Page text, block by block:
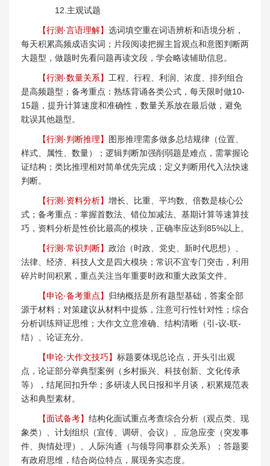
12.主观试题
【行测·言语理解】 选词填空重在词语辨析和语境分析，
每天积累高频成语实词；片段阅读把握主旨观点和意图判断两
大题型，做题时先看问题再读文段，学会略读辅助信息。
【行测·数量关系】 工程、行程、利润、浓度、排列组合
是高频题型；备考重点：熟练背诵各类公式，每天限时做10-
15题，提升计算速度和准确性，数量关系放在最后做，避免
耽误其他题型。
【行测·判断推理】
图形推理需多做多总结规律（位置、
样式、属性、数量）；逻辑判断加强削弱题是难点，需掌握论
证结构；类比推理相对简单优先完成；定义判断用代入法快速
判断。
【行测·资料分析】 增长、比重、平均数、倍数是核心公
式；备考重点：掌握首数法、错位加减法、基期计算等速算技
巧，资料分析是性价比最高的模块，正确率应达到85%以上。
【行测·常识判断】 政治（时政、党史、新时代思想）、
法律、经济、科技人文是四大模块；常识不宜专门突击，利用
碎片时间积累，重点关注当年重要时政和重大政策文件。
【申论·备考重点】 归纳概括是所有题型基础，答案全部
源于材料；对策建议从材料中提炼，注意可行性针对性；综合
分析训练辩证思维；大作文立意准确、结构清晰（引-议-联-
结）、论证充分。
【申论·大作文技巧】 标题要体现总论点，开头引出观
点，论证部分举典型案例（乡村振兴、科技创新、文化传承
等），结尾回扣升华；多研读人民日报和半月谈，积累规范表
达和典型素材。
【面试备考】 结构化面试重点考查综合分析（观点类、现
象类）、计划组织（宣传、调研、会议）、应急应变（突发事
件、舆情处理）、人际沟通（与领导同事群众关系）；答题要
有政府思维，结合岗位特点，展现务实态度。